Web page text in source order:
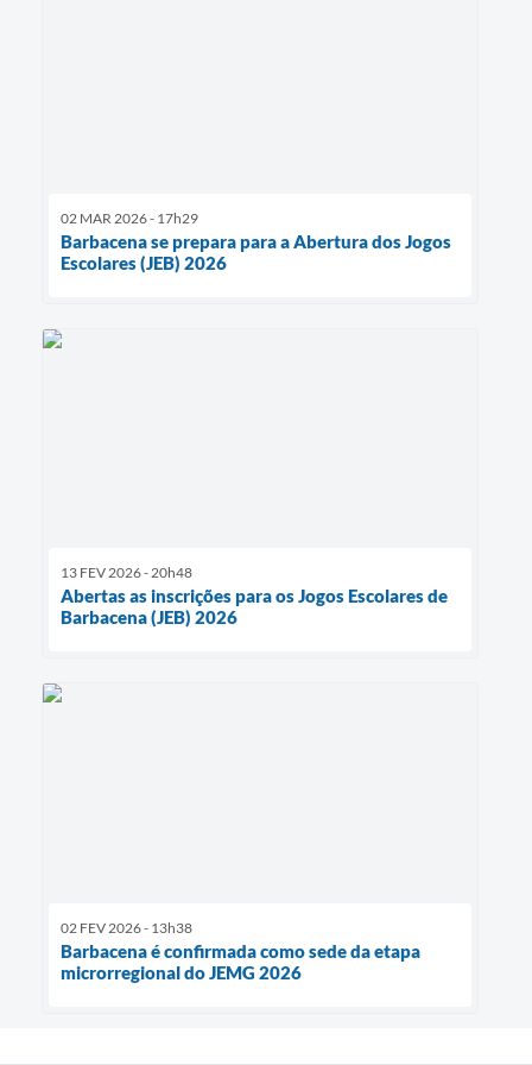
02 MAR 2026 - 17h29
Barbacena se prepara para a Abertura dos Jogos
Escolares (JEB) 2026
13 FEV 2026 - 20h48
Abertas as inscrições para os Jogos Escolares de
Barbacena (JEB) 2026
02 FEV 2026 - 13h38
Barbacena é confirmada como sede da etapa
microrregional do JEMG 2026